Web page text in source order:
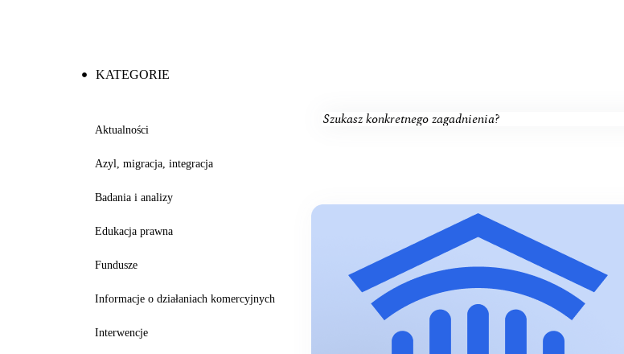
KATEGORIE
Aktualności
Azyl, migracja, integracja
Badania i analizy
Edukacja prawna
Fundusze
Informacje o działaniach komercyjnych
Interwencje